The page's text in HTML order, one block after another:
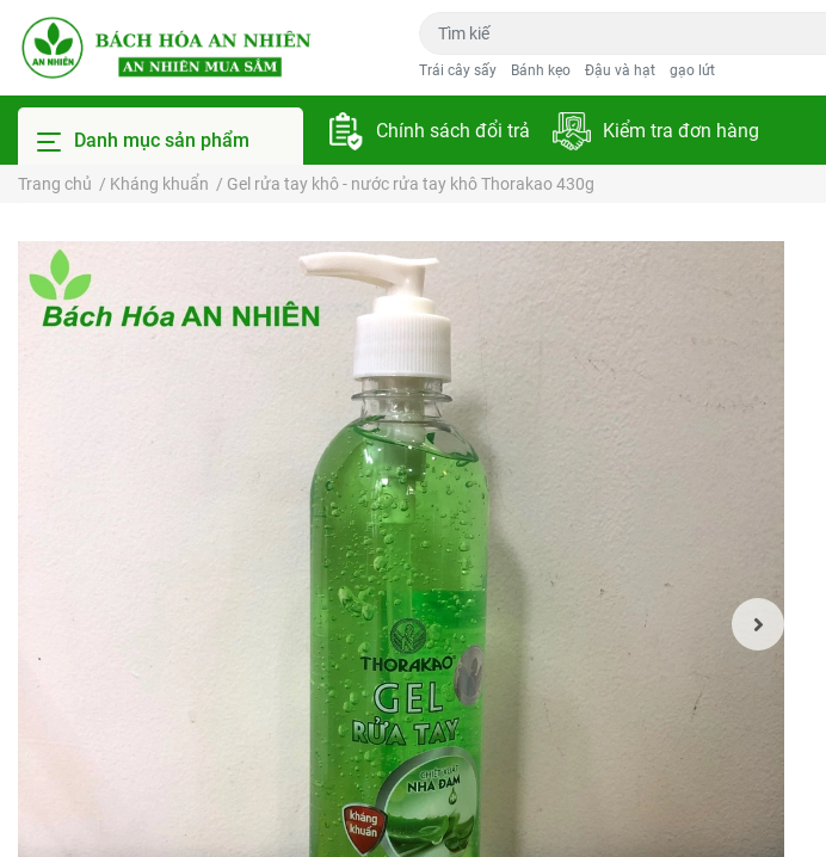
Trái cây sấy Bánh kẹo Đậu và hạt gạo lứt
Danh mục sản phẩm Chính sách đổi trả Kiểm tra đơn hàng
Trang chủ / Kháng khuẩn / Gel rửa tay khô - nước rửa tay khô Thorakao 430g